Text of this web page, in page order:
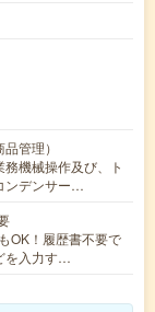
管理）
機械操作及び、ト
ンデンサー…
OK！履歴書不要で
を入力す…